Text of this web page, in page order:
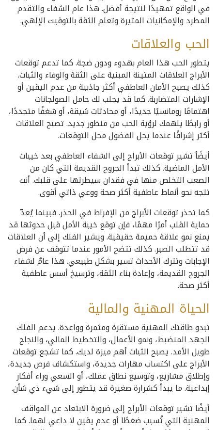
في الواقع تمهيدًا لنتيجة أفضل. هذا عام الشفاء والتقدم
المطرد والإمكانيات المثيرة وتعلم الثقة بالتوقيت الإلهي.
الحب والعلاقات
يتطور الحب هذا العام بهدوء ودون ضجة. كما تدعم توقعات
الأبراج العلاقات المتينة المبنية على الثقة والوفاء والثبات.
كذلك يصبح الأمان العاطفي أكثر جاذبية من عدم اليقين أو
الإشارات المتضاربة. كما قد يجلب لك حامل الصولجانات
اهتمامًا رومانسيًا جديدًا، أو محادثات شيقة، أو شغفًا متجددًا،
أو رابطًا يلهمك لرؤية الحب من منظور جديد. تصبح العلاقات
أكثر إشراقًا عندما يحل الفضول محل التوقعات.
أيضًأ تشير توقعات الأبراج إلى الشفاء العاطفي بعد خيبات
الأمل الماضية. كذلك تبدأ الجروح القديمة التي كان من
الصعب التخلص منها في فقدان سيطرتها على قلبك. أنت
تتجه نحو أنماط عاطفية أكثر صحة ووعي ذاتي أقوى.
كما تحذر توقعات الأبراج من الإفراط في الحذر. فبينما يُعدّ
حماية القلب أمرًا مهمًا، فإن توقع خيبة الأمل قبل حدوثها قد
يمنع نمو علاقة حميمة حقيقية. ويشير الفلك إلى أن العلاقات
قد تتطلب الصبر. كذلك تتضح الأمور عندما تتوقف عن فرض
الإجابات وتترك الأحداث تسير بشكل طبيعي. هذا عامٌ لشفاء
الجروح القديمة، وإعادة بناء الثقة، وترسيخ أسس عاطفية
أكثر صحة.
الحياة المهنية والمالية
تبدو طاقتك المهنية مستقرة ومثمرة وواعدة. يدعم الفلك
الجهد المنضبط، ونمو الأعمال، والتخطيط المالي، والنجاح
طويل الأمد. يصبح الثبات أهم ميزة لديك. كما تشجع توقعات
الأبراج على اكتساب مهارات جديدة، واستكشاف فرص جديدة،
وإطلاق مشاريع، وتوسيع نطاق عملك، أو السعي وراء أفكار
إبداعية. ما يبدأ كشرارة صغيرة قد يتطور إلى شيء ذي شأن.
أيضًا تشير توقعات الأبراج إلى ضرورة الابتعاد عن المواقف
المهنية التي تُسبب ضغطًا أو عدم يقين لا داعي لهما. كما